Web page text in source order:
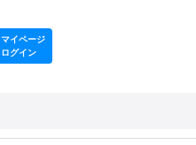
マイページ
ログイン